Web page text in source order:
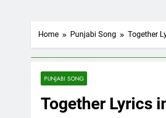
Home Punjabi Song Together
PUNJABI SONG
Together Lyrics